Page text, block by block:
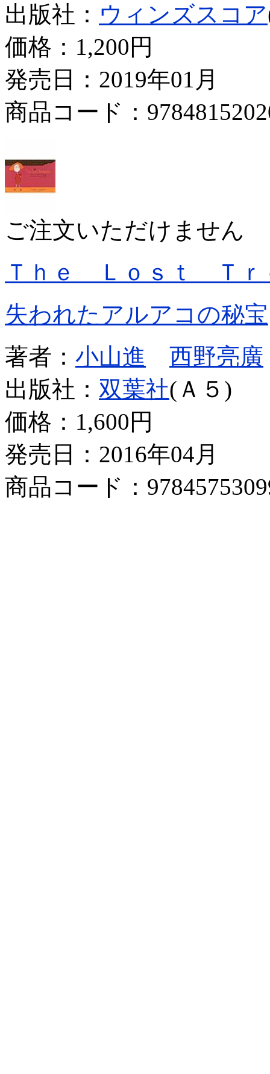
出版社： ウィンズスコア
価格： 1,200円
発売日：2019年01月
商品コード：
ご注文いただけません
Ｔｈｅ Ｌｏｓｔ Ｔｒ
失われたアルアコの秘宝
著者： 小山進
西野亮廣
出版社： 双葉社(Ａ５)
価格： 1,600円
発売日：2016年04月
商品コード：